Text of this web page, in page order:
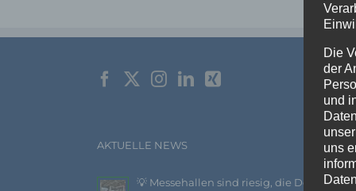
AKTUELLE NEWS
💡 Messehallen sind riesig, die Decken
Die
der
und
uns